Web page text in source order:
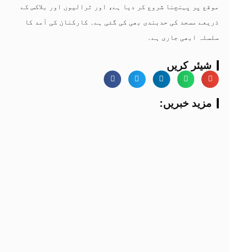
موقع پر پہنچنا شروع کر دیا ہے، اور ٹرالیوں اور بلاکس کے
ذریعے مسجد کی حدبندی بھی کی گئی ہے۔ کارکنان کی آمد کا
سلسلہ ابھی جاری ہے۔
شیئر کریں
:مزید خبریں